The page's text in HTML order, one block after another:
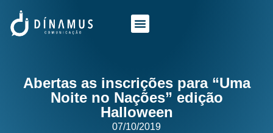
Abertas as inscrições para “Uma
Noite no Nações” edição
Halloween
07/10/2019